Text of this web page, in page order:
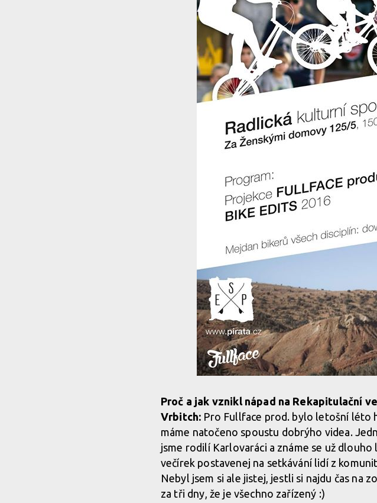
Proč a jak vznikl nápad na Rekapitulační
Vrbitch: Pro Fullface prod. bylo letošní léto
máme natočeno spoustu dobrýho videa.
jsme rodilí Karlovaráci a známe se už
večírek postavenej na setkávání lidí z
Nebyl jsem si ale jistej, jestli si najdu čas na
za tři dny, že je všechno zařízený :)